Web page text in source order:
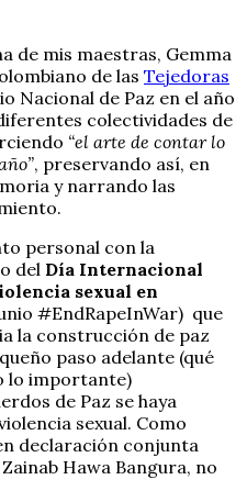
de mis maestras, Gemma
de las Tejedoras
Nacional de Paz en el año
colectividades de
“el arte de contar lo
, preservando así, en
y narrando las
personal con la
del Día Internacional
sexual en
#EndRapeInWar) que
la construcción de paz
paso adelante (qué
lo importante)
de Paz se haya
sexual. Como
declaración conjunta
Hawa Bangura, no